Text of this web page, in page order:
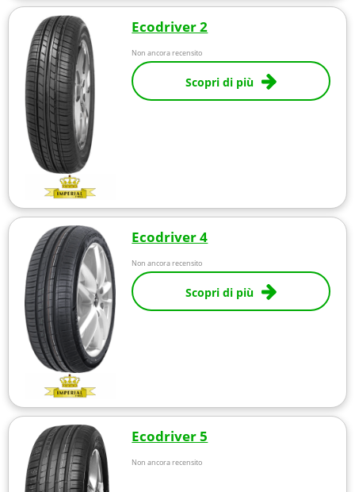
Ecodriver 2
Non ancora recensito
Scopri di più
Ecodriver 4
Non ancora recensito
Scopri di più
Ecodriver 5
Non ancora recensito